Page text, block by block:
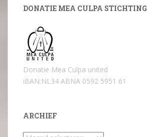
DONATIE MEA CULPA STICHTING
Donatie Mea Culpa united
iBAN:NL34 ABNA 0592 5951 61
ARCHIEF